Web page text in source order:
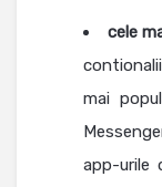
cele
mai
app-urile